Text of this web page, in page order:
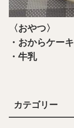
〈おやつ〉
・おからケーキ
・牛乳
カテゴリー